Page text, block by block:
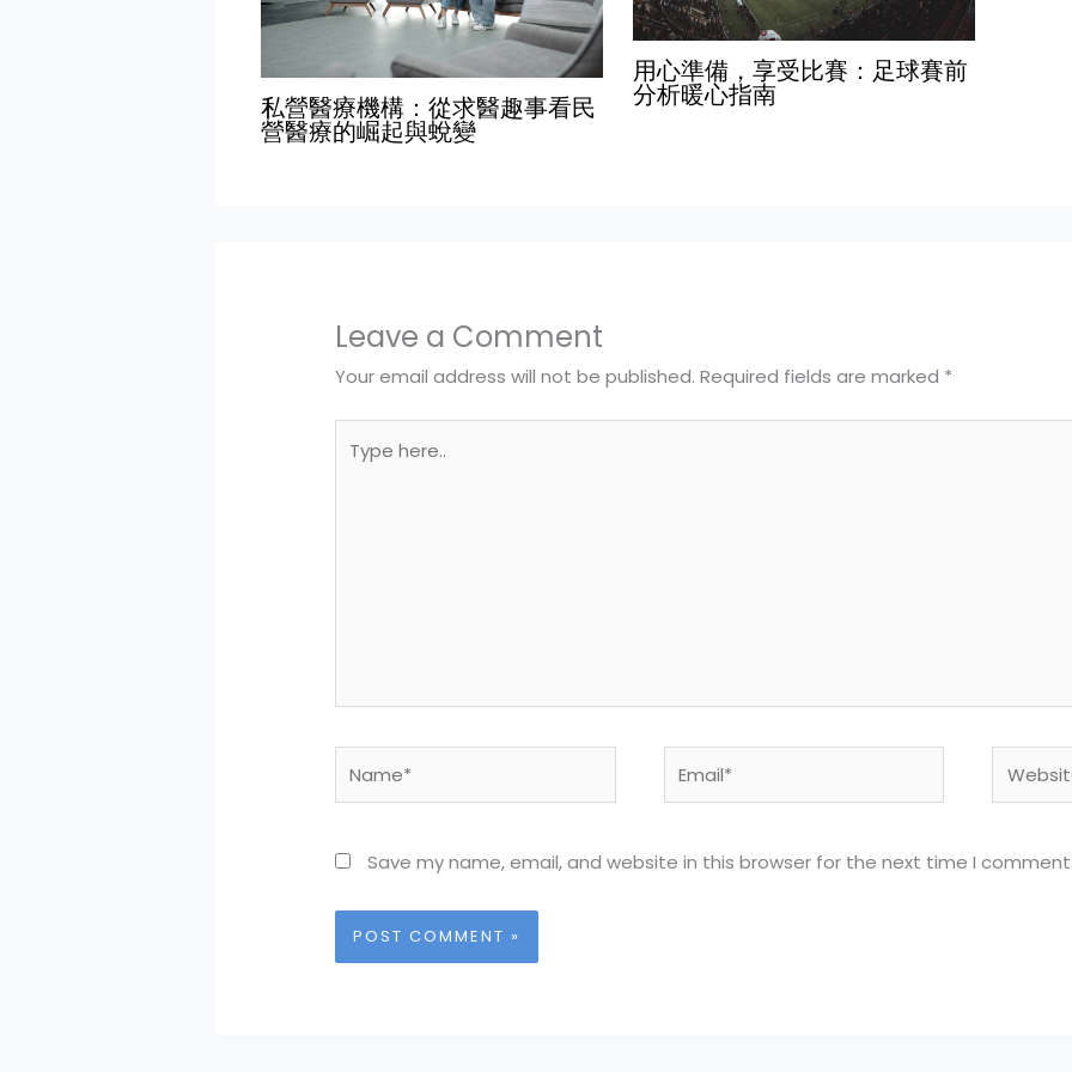
私營醫療機構：從求醫趣事看民
營醫療的崛起與蛻變
用心準備，享受比賽：足球賽前
分析暖心指南
Leave a Comment
Your email address will not be published. Required fields are marked *
here..
Save my name, email, and website in this browser for the next time I